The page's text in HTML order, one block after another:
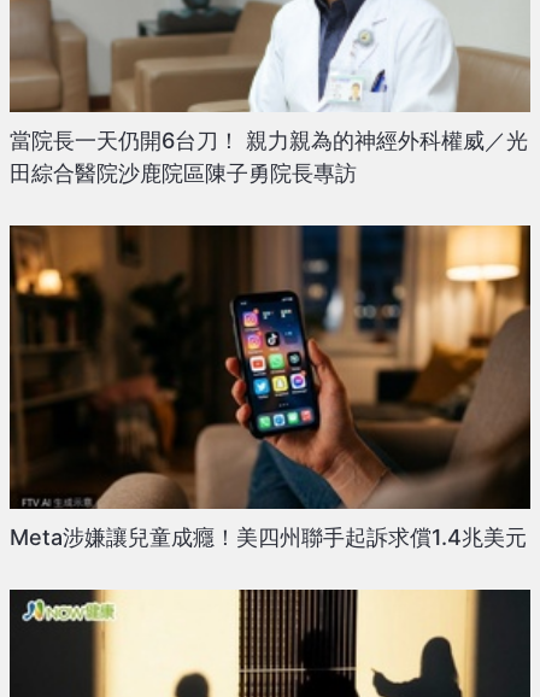
當院長一天仍開6台刀！ 親力親為的神經外科權威／光
田綜合醫院沙鹿院區陳子勇院長專訪
Meta涉嫌讓兒童成癮！美四州聯手起訴求償1.4兆美元